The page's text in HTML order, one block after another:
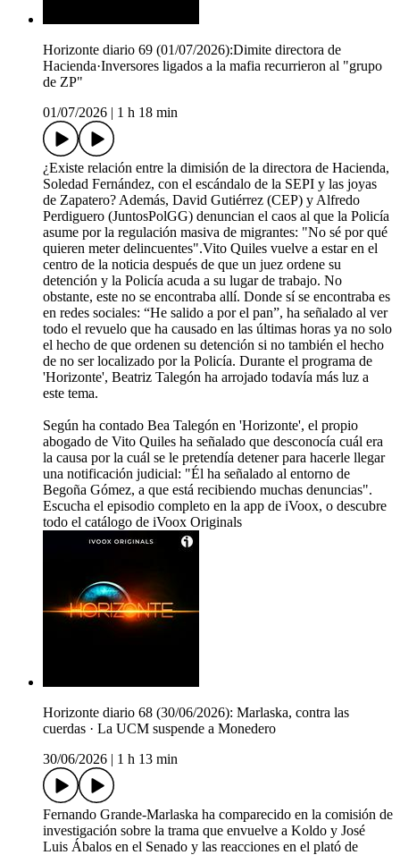
Horizonte diario 69 (01/07/2026):Dimite directora de
Hacienda·Inversores ligados a la mafia recurrieron al "grupo
de ZP"
01/07/2026
1 h 18 min
¿Existe relación entre la dimisión de la directora de Hacienda,
Soledad Fernández, con el escándalo de la SEPI y las joyas
de Zapatero? Además, David Gutiérrez (CEP) y Alfredo
Perdiguero (JuntosPolGG) denuncian el caos al que la Policía
asume por la regulación masiva de migrantes: "No sé por qué
quieren meter delincuentes".Vito Quiles vuelve a estar en el
centro de la noticia después de que un juez ordene su
detención y la Policía acuda a su lugar de trabajo. No
obstante, este no se encontraba allí. Donde sí se encontraba es
en redes sociales: “He salido a por el pan”, ha señalado al ver
todo el revuelo que ha causado en las últimas horas ya no solo
el hecho de que ordenen su detención si no también el hecho
de no ser localizado por la Policía. Durante el programa de
'Horizonte', Beatriz Talegón ha arrojado todavía más luz a
este tema.
Según ha contado Bea Talegón en 'Horizonte', el propio
abogado de Vito Quiles ha señalado que desconocía cuál era
la causa por la cuál se le pretendía detener para hacerle llegar
una notificación judicial: "Él ha señalado al entorno de
Begoña Gómez, a que está recibiendo muchas denuncias".
Escucha el episodio completo en la app de iVoox, o descubre
todo el catálogo de iVoox Originals
Horizonte diario 68 (30/06/2026): Marlaska, contra las
cuerdas · La UCM suspende a Monedero
30/06/2026
1 h 13 min
Fernando Grande-Marlaska ha comparecido en la comisión de
investigación sobre la trama que envuelve a Koldo y José
Luis Ábalos en el Senado y las reacciones en el plató de